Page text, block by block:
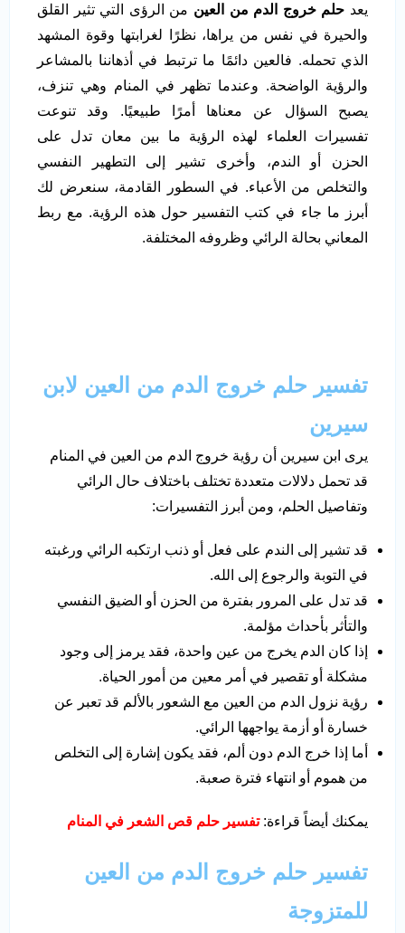
يعد حلم خروج الدم من العين من الرؤى التي تثير القلق
والحيرة في نفس من يراها، نظرًا لغرابتها وقوة المشهد
الذي تحمله. فالعين دائمًا ما ترتبط في أذهاننا بالمشاعر
والرؤية الواضحة. وعندما تظهر في المنام وهي تنزف،
يصبح السؤال عن معناها أمرًا طبيعيًا. وقد تنوعت
تفسيرات العلماء لهذه الرؤية ما بين معان تدل على
الحزن أو الندم، وأخرى تشير إلى التطهير النفسي
والتخلص من الأعباء. في السطور القادمة، سنعرض لك
أبرز ما جاء في كتب التفسير حول هذه الرؤية. مع ربط
المعاني بحالة الرائي وظروفه المختلفة.
تفسير حلم خروج الدم من العين لابن
سيرين
يرى ابن سيرين أن رؤية خروج الدم من العين في المنام
قد تحمل دلالات متعددة تختلف باختلاف حال الرائي
وتفاصيل الحلم، ومن أبرز التفسيرات:
قد تشير إلى الندم على فعل أو ذنب ارتكبه الرائي ورغبته
في التوبة والرجوع إلى الله.
قد تدل على المرور بفترة من الحزن أو الضيق النفسي
والتأثر بأحداث مؤلمة.
إذا كان الدم يخرج من عين واحدة، فقد يرمز إلى وجود
مشكلة أو تقصير في أمر معين من أمور الحياة.
رؤية نزول الدم من العين مع الشعور بالألم قد تعبر عن
خسارة أو أزمة يواجهها الرائي.
أما إذا خرج الدم دون ألم، فقد يكون إشارة إلى التخلص
من هموم أو انتهاء فترة صعبة.
يمكنك أيضاً قراءة:تفسير حلم قص الشعر في المنام
تفسير حلم خروج الدم من العين
للمتزوجة